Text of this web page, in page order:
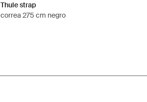
Thule strap
correa 275 cm negro